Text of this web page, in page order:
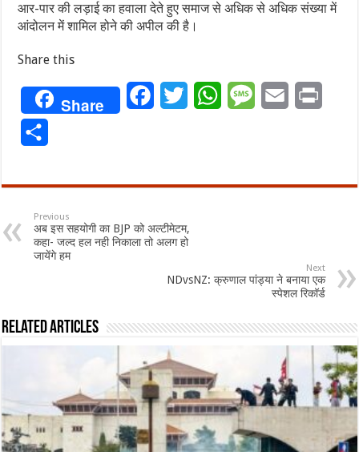
आर-पार की लड़ाई का हवाला देते हुए समाज से अधिक से अधिक संख्या में
आंदोलन में शामिल होने की अपील की है।
Share this
Share FacebookTwitterWhatsAppMessageEmail
Previous
अब इस सहयोगी का BJP को अल्टीमेटम,
कहा- जल्द हल नही निकाला तो अलग हो
जायेंगे हम
Next
NDvsNZ: क्रुणाल पांड्या ने बनाया एक
स्पेशल रिकॉर्ड
Related Articles